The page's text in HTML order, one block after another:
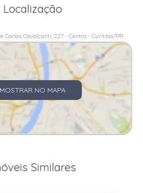
Localização
Carlos Cavalcanti, 227 - Centro - Curitiba/PR
MOSTRAR NO MAPA
Similares